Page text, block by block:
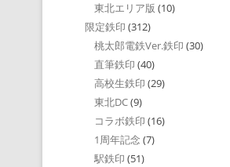
東北エリア版 (10)
限定鉄印 (312)
桃太郎電鉄Ver.鉄印 (30)
直筆鉄印 (40)
高校生鉄印 (29)
東北DC(9)
コラボ鉄印 (16)
1周年記念 (7)
駅鉄印 (51)